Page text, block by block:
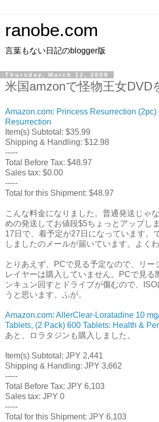
ranobe.com
言葉もない日記のblogger版
Thursday, March 12, 2009
米国amzonで怪物王女DVD
Amazon.com: Princess Resurrection
Resurrection
Item(s) Subtotal: $35.99
Shipping & Handling: $12.98
-----
Total Before Tax: $48.97
Sales tax: $0.00
-----
Total for this Shipment: $48.97
こんな料金になりました。普通発送じゃ
めの発送してお値段$5ちょっとアップし
17日で、着予定が27日になっています。
しましたのメールが届いています。よくわ
とりあえず、PCで見る予定なので、リー
レイヤーは購入していません。PCで見る
ンキュン回すとドライブが傷むので、
うと思います。ふが。
Amazon.com: AllerClear-Loratadine 10
Tablets, (2 Pack) 600 Tablets: Health &
あと、ロラタジンも購入しました。
Item(s) Subtotal: JPY 2,441
Shipping & Handling: JPY 3,662
-----
Total Before Tax: JPY 6,103
Sales tax: JPY 0
-----
Total for this Shipment: JPY 6,103